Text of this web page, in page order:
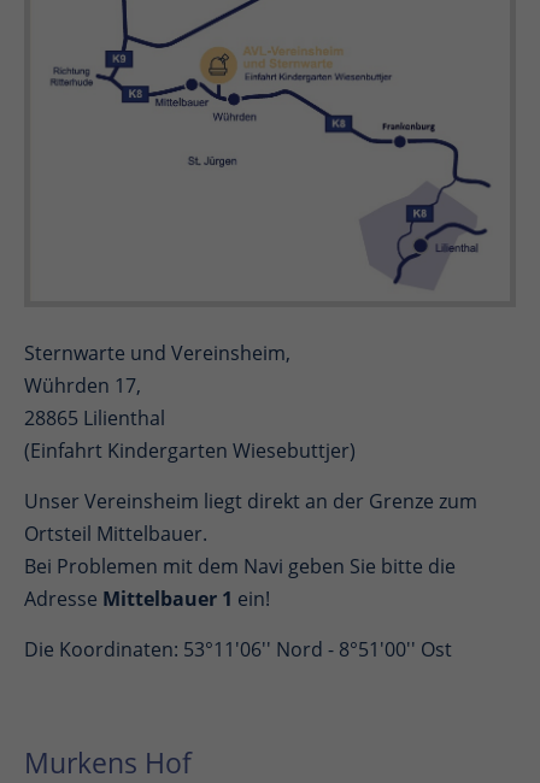
Sternwarte und Vereinsheim,
Wührden 17,
28865 Lilienthal
(Einfahrt Kindergarten Wiesebuttjer)
Unser Vereinsheim liegt direkt an der Grenze zum
Ortsteil Mittelbauer.
Bei Problemen mit dem Navi geben Sie bitte die
Adresse Mittelbauer 1 ein!
Die Koordinaten: 53°11'06'' Nord - 8°51'00'' Ost
Murkens Hof